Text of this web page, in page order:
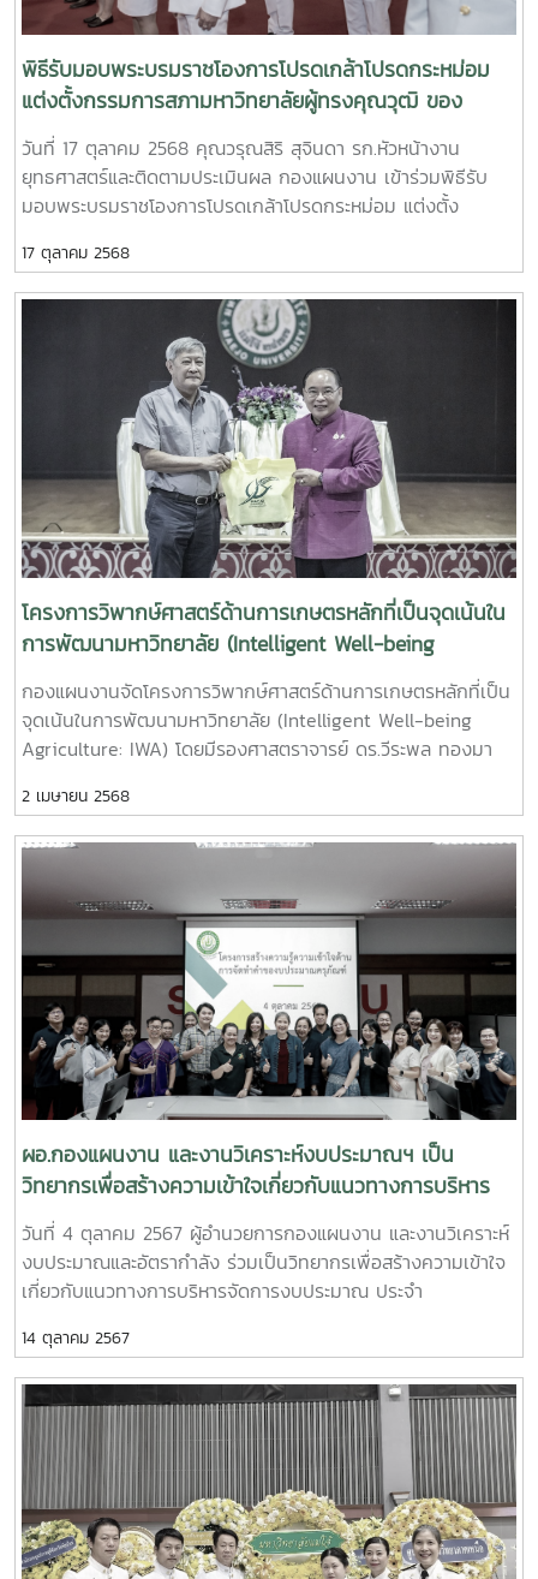
พิธีรับมอบพระบรมราชโองการโปรดเกล้าโปรดกระหม่อม
แต่งตั้งกรรมการสภามหาวิทยาลัยผู้ทรงคุณวุฒิ ของ
มหาวิทยาลัยแม่โจ้
วันที่ 17 ตุลาคม 2568 คุณวรุณสิริ สุจินดา รก.หัวหน้างาน
ยุทธศาสตร์และติดตามประเมินผล กองแผนงาน เข้าร่วมพิธีรับ
มอบพระบรมราชโองการโปรดเกล้าโปรดกระหม่อม แต่งตั้ง
ในฐานะ กรรมการสภามหาวิทยาลัย จากผู้ปฏิบัติงานภายใน
มหาวิทยาลัยที่มิใช่คณาจารย์ประจำ ณ ห้องอินทนิล ชั้น 2
สำนักงานมหาวิทยาลัย มหาวิทยาลัยแม่โจ้
17 ตุลาคม 2568
โครงการวิพากษ์ศาสตร์ด้านการเกษตรหลักที่เป็นจุดเน้นใน
การพัฒนามหาวิทยาลัย (Intelligent Well-being
Agriculture: IWA)
กองแผนงานจัดโครงการวิพากษ์ศาสตร์ด้านการเกษตรหลักที่เป็น
จุดเน้นในการพัฒนามหาวิทยาลัย (Intelligent Well-being
Agriculture: IWA) โดยมีรองศาสตราจารย์ ดร.วีระพล ทองมา
หมาย เพื่อการพัฒนามหาวิทยาลัยแม่โจ้ และศาสตร์เรือธง
(Flagship) ในการพัฒนามหาวิทยาลัย ทั้งนี้ได้รับรับเกียรติจาก
รองศาสตราจารย์ ดร.พีรเดช ทองอำไพ อดีตผู้อำนวยการสถาบัน
คลังสมองของชาติ (สคช.) และคุณกนกวรรณ ขับนบ นักวิเคราะห์
นโยบายและแผนอาวุโส หัวหน้างานสนับสนุนการวิจัยด้านอาหาร
สำนักงานพัฒนาการวิจัยการเกษตร (องค์การมหาชน) สวก. เป็น
วิทยากร ทั้งนี้มีคณะผู้บริหาร คณาจารย์ เข้าร่วมโครงการ ณ
ศูนย์การศึกษาและฝึกอบรมนานาชาติ มหาวิทยาลัยแม่โจ้
2 เมษายน 2568
ผอ.กองแผนงาน และงานวิเคราะห์งบประมาณฯ เป็น
วิทยากรเพื่อสร้างความเข้าใจเกี่ยวกับแนวทางการบริหาร
จัดการงบประมาณ รายจ่ายลงทุน
วันที่ 4 ตุลาคม 2567 ผู้อำนวยการกองแผนงาน และงานวิเคราะห์
งบประมาณและอัตรากำลัง ร่วมเป็นวิทยากรเพื่อสร้างความเข้าใจ
เกี่ยวกับแนวทางการบริหารจัดการงบประมาณ ประจำ
กับบุคลากรคณะวิทยาศาสตร์ ในโครงการสร้างความรู้ความเข้าใจ
ด้านการจัดทำคำของบประมาณครุภัณฑ์
14 ตุลาคม 2567